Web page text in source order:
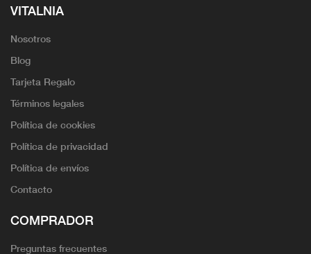
VITALNIA
Nosotros
Blog
Tarjeta Regalo
Términos legales
Política de cookies
Política de privacidad
Política de envíos
Contacto
COMPRADOR
Preguntas frecuentes